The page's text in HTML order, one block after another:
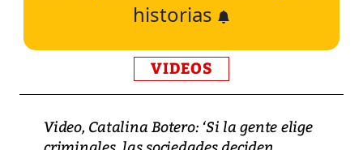
historias
VIDEOS
Video, Catalina Botero: ‘Si la gente elige